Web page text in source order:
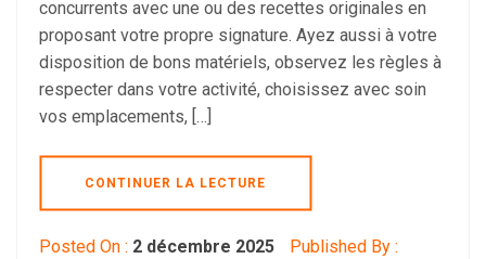
concurrents avec une ou des recettes originales en
proposant votre propre signature. Ayez aussi à votre
disposition de bons matériels, observez les règles à
respecter dans votre activité, choisissez avec soin
vos emplacements, […]
CONTINUER LA LECTURE
Posted On : 2 décembre 2025
Published By :